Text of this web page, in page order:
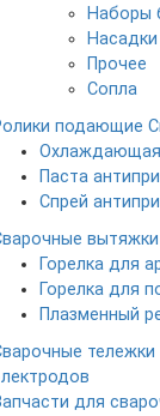
Наборы
Насадки
Прочее
Сопла
подающие
Паста
Спрей
вытяжки
Горелка для
Горелка для
Плазменный
тележки
для